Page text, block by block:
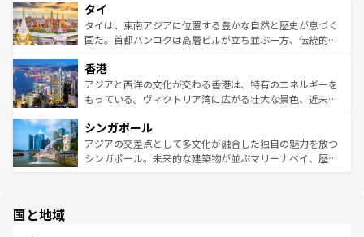
リティに包まれながら、韓国の多彩な魅力を心ゆくまで味
わってみてほしい。 なお、新着の韓国情報はコンテンツ一
覧を参照してほしい。
急速な発展と共に伝統が息づく。ハノイの古い町並みやホ
ーチミン市のフランス統治時代の建物も、独特の雰囲気を
醸し出している。また、バラエティの豊かさとおいしさで
とつ。フォーやバインミー、ベトナムコーヒーなどは、ぜ
ひ現地で味わいたい。どの地域を訪れてもあたたかい人々
が旅行者を迎えてくれるので、きっと忘れられない旅にな
参照してほしい。
タイ
タイは、東南アジアに位置する豊かな自然と歴史が息づく
国だ。首都バンコクは高層ビルが立ち並ぶ一方、伝統的な
の活気が交差している。北部ではチェンマイなどの山岳地
帯で自然と触れ合い、南部ではプーケットやクラビの美し
いビーチでリゾート気分を楽しむことができる。タイ料理
激する。気候は一年中温暖で、どの季節にも異なる楽しみ
が待っている。親しみやすいタイの人々、仏教を中心とし
た文化、そして多様な観光資源が、訪れる旅人を魅了し続
香港
アジアと西洋の文化が交わる香港は、特有のエネルギーを
もっている。ヴィクトリア湾に広がる壮大な景色、近未来
み、どこを訪れても感動するはず。観光スポットが密集し
ており、効率よく見どころを回れるのも魅力。息をのむよ
うな絶景から文化的な体験まで、香港を存分に楽しみ尽く
シンガポール
アジアの交差点として多文化が融合した独自の魅力を放つ
シンガポール。未来的な建築物が並ぶマリーナベイ、歴史
国と地域